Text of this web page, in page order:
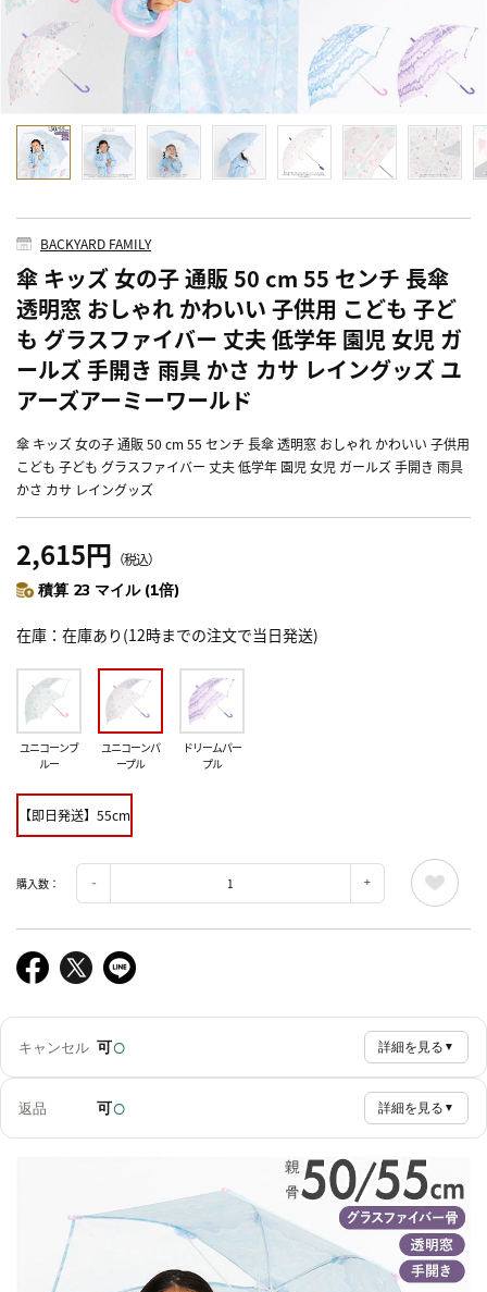
BACKYARD FAMILY
傘 キッズ 女の子 通販 50 cm 55 センチ 長傘
透明窓 おしゃれ かわいい 子供用 こども 子ど
も グラスファイバー 丈夫 低学年 園児 女児 ガ
ールズ 手開き 雨具 かさ カサ レイングッズ ユ
アーズアーミーワールド
傘 キッズ 女の子 通販 50 cm 55 センチ 長傘 透明窓 おしゃれ かわいい 子供用
こども 子ども グラスファイバー 丈夫 低学年 園児 女児 ガールズ 手開き 雨具
かさ カサ レイングッズ
2,615円 （税込）
積算 23 マイル (1倍)
在庫 在庫あり(12時までの注文で当日発送)
ユニコーンブ
ルー
ユニコーンパ
ープル
ドリームパー
プル
【即日発送】55cm
購入数：
キャンセル 可○ 詳細を見る ▼
返品 可○ 詳細を見る ▼